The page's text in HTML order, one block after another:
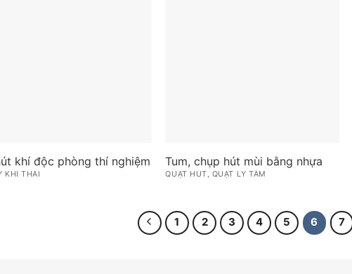
khí độc phòng thí nghiệm
KHÍ THẢI
Tum, chụp hút mùi bằng nhựa
QUẠT HÚT, QUẠT LY TÂM
1 2 3 4 5 6 7